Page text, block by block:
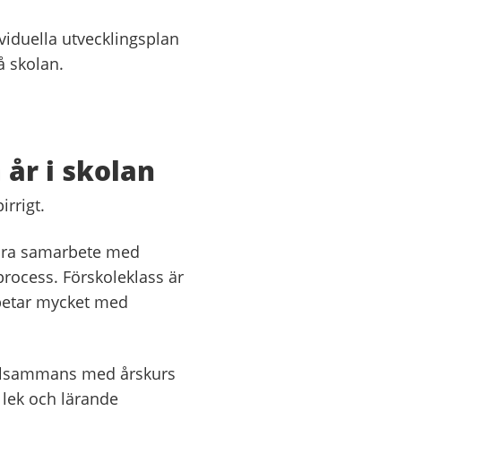
utvecklingsplan
skolan.
år i skolan
samarbete med
Förskoleklass är
mycket med
med årskurs
och lärande